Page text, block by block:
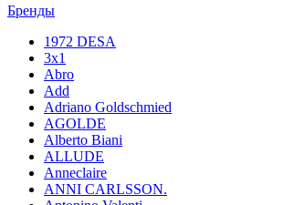
Бренды
1972 DESA
3x1
Abro
Add
Adriano Goldschmied
AGOLDE
Alberto Biani
ALLUDE
Anneclaire
ANNI CARLSSON.